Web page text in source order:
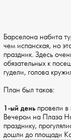
Барселона набита
чем испанская, но
праздник. Здесь
обязательных к
гудели, голова
План был таков:
1-ый день провели
Вечером на Плаза
празднику,
дошли до площади